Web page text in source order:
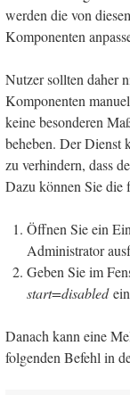
werden die von
Komponenten
Nutzer sollten daher
Komponenten
keine besonderen
beheben. Der Dienst
zu verhindern, dass
Dazu können Sie die
Öffnen Sie ein
Administrator
Geben Sie im
start=disabled
Danach kann eine
folgenden Befehl in